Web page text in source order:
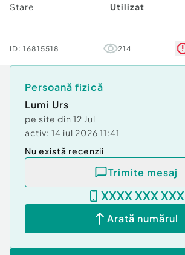
Stare Utilizat
ID: 16815518 214
Persoană fizică
Lumi Urs
pe site din 12 Jul
activ: 14 iul 2026 11:41
Nu există recenzii
Trimite mesaj
XXXX XXX XXX
Arată numărul